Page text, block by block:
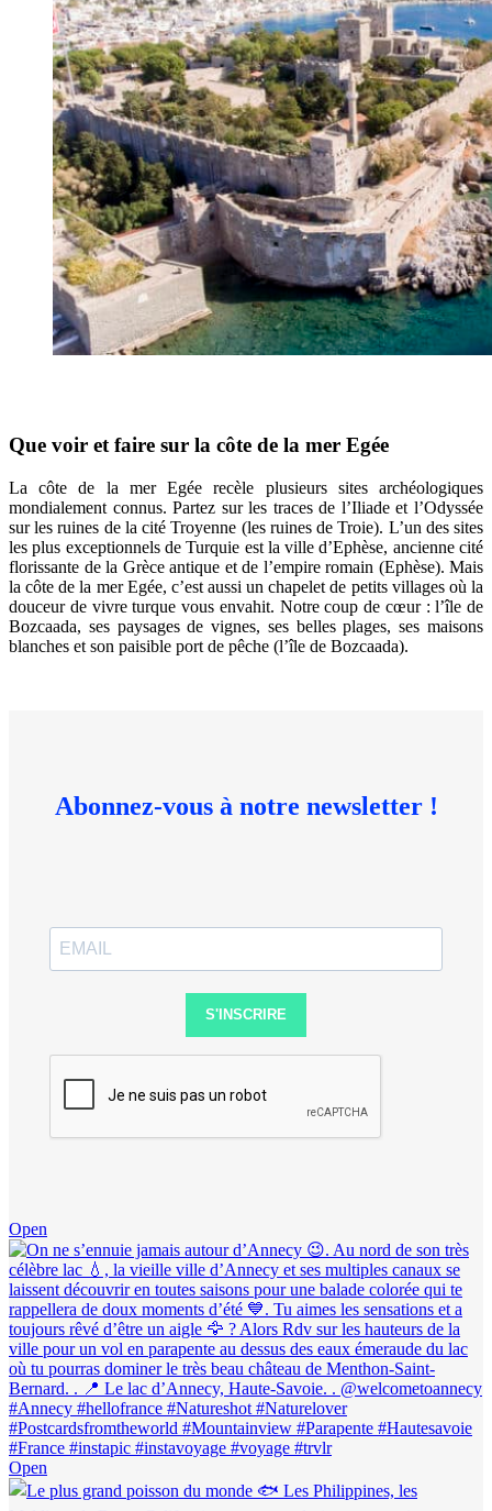
Que voir et faire sur la côte de la mer Egée
La côte de la mer Egée recèle plusieurs sites archéologiques
mondialement connus. Partez sur les traces de l’Iliade et l’Odyssée
sur les ruines de la cité Troyenne (les ruines de Troie). L’un des sites
les plus exceptionnels de Turquie est la ville d’Ephèse, ancienne cité
florissante de la Grèce antique et de l’empire romain (Ephèse). Mais
la côte de la mer Egée, c’est aussi un chapelet de petits villages où la
douceur de vivre turque vous envahit. Notre coup de cœur : l’île de
Bozcaada, ses paysages de vignes, ses belles plages, ses maisons
blanches et son paisible port de pêche (l’île de Bozcaada).
Abonnez-vous à notre newsletter !
S'INSCRIRE
Open
Open